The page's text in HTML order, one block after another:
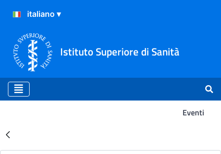
Istituto Superiore di Sanità
Eventi
Risultati della Ricerca -